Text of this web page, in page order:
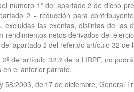
número 1º del apartado 2 de dicho
2 - reducción para
las exentas, distintas de las
netos derivados del
apartado 2 del referido artículo 32 de
del artículo 32.2 de la LIRPF, no
en el anterior párrafo.
2003, de 17 de diciembre, General